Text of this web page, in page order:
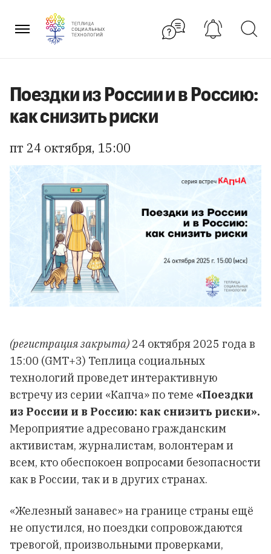
содержанию
Поездки из России и в Россию:
как снизить риски
пт 24 октября, 15:00
(регистрация закрыта) 24 октября 2025 года в
15:00 (GMT+3) Теплица социальных
технологий проведет интерактивную
встречу из серии «Капча» по теме «Поездки
из России и в Россию: как снизить риски».
Мероприятие адресовано гражданским
активистам, журналистам, волонтерам и
всем, кто обеспокоен вопросами безопасности
как в России, так и в других странах.
«Железный занавес» на границе страны ещё
не опустился, но поездки сопровождаются
тревогой, произвольными проверками,